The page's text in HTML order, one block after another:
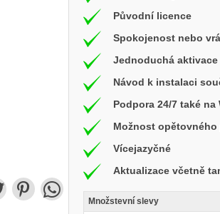
Původní licence
Spokojenost nebo
Jednoduchá aktivace
Návod k instalaci
Podpora 24/7 také na
Možnost
Vícejazyčné
Aktualizace včetně
Množstevní slevy